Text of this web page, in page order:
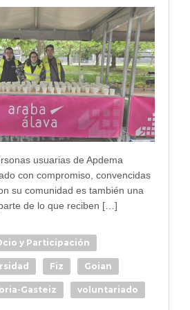
usuarias de Apdema
con compromiso, convencidas
su comunidad es también una
de lo que reciben […]
y Participación
Fiz Goian
Gasteiz voluntariado